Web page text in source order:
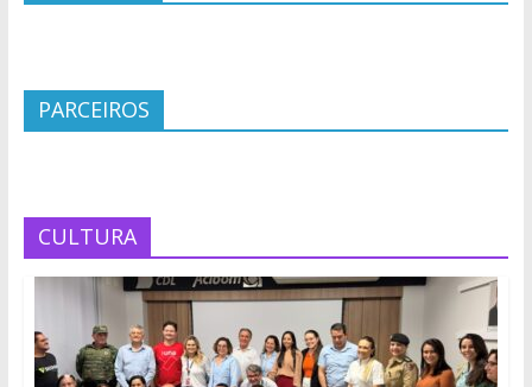
PARCEIROS
CULTURA